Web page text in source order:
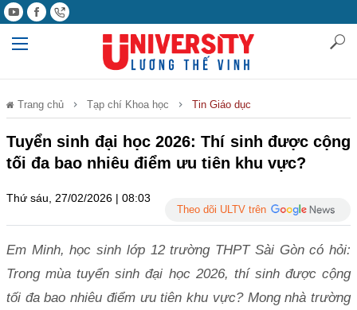
Trang chủ Tạp chí Khoa học Tin Giáo dục
Tuyển sinh đại học 2026: Thí sinh được cộng
tối đa bao nhiêu điểm ưu tiên khu vực?
Thứ sáu, 27/02/2026 | 08:03
Theo dõi ULTV trên
Em Minh, học sinh lớp 12 trường THPT Sài Gòn có hỏi:
Trong mùa tuyển sinh đại học 2026, thí sinh được cộng
tối đa bao nhiêu điểm ưu tiên khu vực? Mong nhà trường